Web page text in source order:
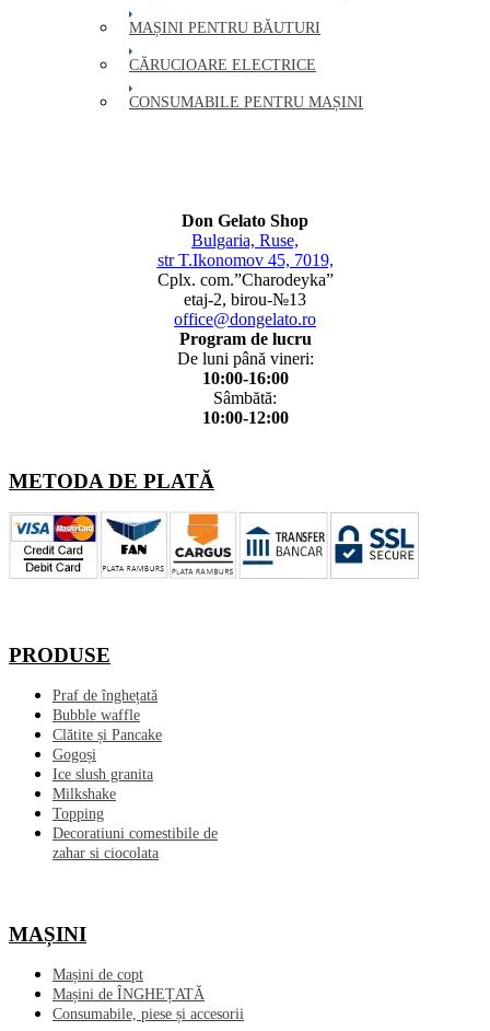
MAȘINI PENTRU BĂUTURI
CĂRUCIOARE ELECTRICE
CONSUMABILE PENTRU MAȘINI
Don Gelato Shop
Bulgaria, Ruse,
str T.Ikonomov 45, 7019,
Cplx. com.”Charodeyka”
etaj-2, birou-№13
office@dongelato.ro
Program de lucru
De luni până vineri:
10:00-16:00
Sâmbătă:
10:00-12:00
METODA DE PLATĂ
PRODUSE
Praf de înghețată
Bubble waffle
Clătite și Pancake
Gogoși
Ice slush granita
Milkshake
Topping
Decoratiuni comestibile de
zahar si ciocolata
MAȘINI
Mașini de copt
Mașini de ÎNGHEȚATĂ
Consumabile, piese și accesorii